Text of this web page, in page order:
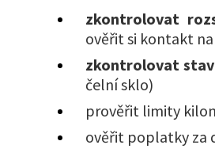
zkontrolovat
ověřit si kontakt
zkontrolovat
čelní sklo)
prověřit limity
ověřit poplatky za